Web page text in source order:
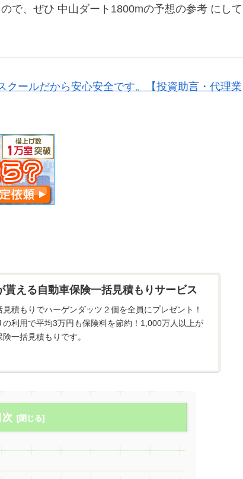
で、ぜひ 中山ダート1800mの予想の参考 にして
ールだから安心安全です。【投資助言・代理業
貰える自動車保険一括見積もりサービス
積もりでハーゲンダッツ２個を全員にプレゼント！
利用で平均3万円も保険料を節約！1,000万人以上が
一括見積もりです。
次